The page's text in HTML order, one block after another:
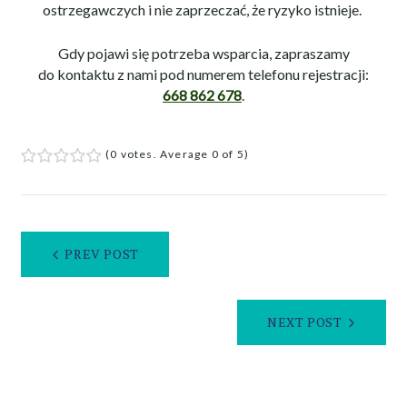
ostrzegawczych i nie zaprzeczać, że ryzyko istnieje.
Gdy pojawi się potrzeba wsparcia, zapraszamy
do kontaktu z nami pod numerem telefonu rejestracji:
668 862 678.
(0 votes . Average 0 of 5)
PREV POST
NEXT POST